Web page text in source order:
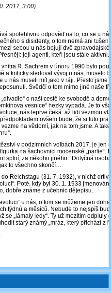
2017, 3:00)
spolehlivou odpověď na to, co se u
s disidenty, o tom nemá ani
sebou u nás bojují dvě zpravodajské
její agenti, kteří jsou stále aktivní.
R. Sachrem v únoru 1990 bylo
a kriticky sledoval vývoj u nás, muselo
u nás museli mít jako v ráji. Přesto jsme
Svědčí o tom mimo jiné naše
o naší cestě ke svobodě a
vesnice“ hezky vypadá. Je to
nás teprve čeká: až lidi vezmou
ovšem bude, že si tuto
na vědomí, jak na tom jsme. A
v podzimních volbách 2017, je jen
na šachovnici mocenské „partie“.
splní, za někoho jiného. Dotyčná
to všechno skončí…
Reichstagu (31. 7. 1932), v nichž
Poté, kdy byl 30. 1. 1933 jmenován
dobře známe z učebnic dějepisu.
u nás, o tom se můžeme jen
týdnů a měsíců. Nebude to nejspíš
se „lámaly ledy“. Ty už mezitím odpluly
starý známý „mráz, který přichází z